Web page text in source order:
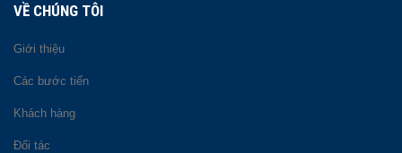
VỀ CHÚNG TÔI
Giới thiệu
Các bước tiến
Khách hàng
Đối tác